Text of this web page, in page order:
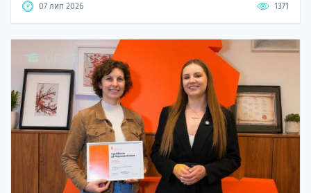
07 лип 2026 1371